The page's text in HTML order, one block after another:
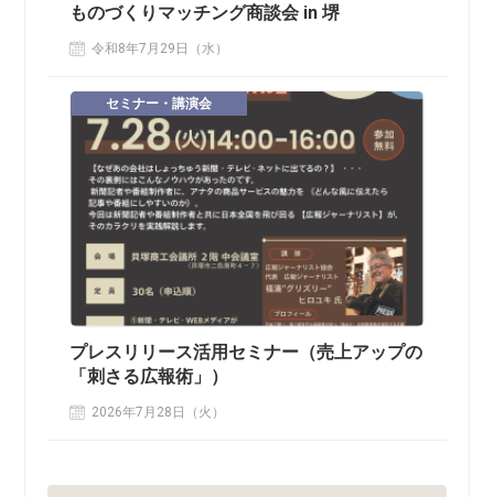
ものづくりマッチング商談会 in 堺
令和8年7月29日（水）
セミナー・講演会
プレスリリース活用セミナー（売上アップの
「刺さる広報術」）
2026年7月28日（火）